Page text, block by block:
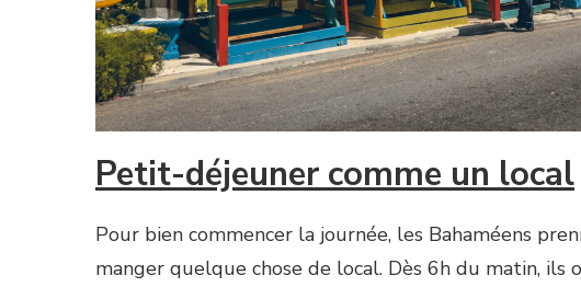
Petit-déjeuner comme un local
Pour bien commencer la journée, les Bahaméens
manger quelque chose de local. Dès 6h du matin, ils